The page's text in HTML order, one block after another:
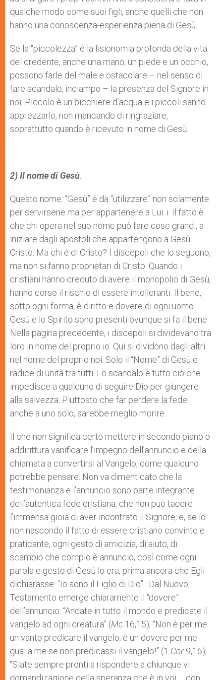
qualche modo come suoi figli, anche quelli che non
hanno una conoscenza-esperienza piena di Gesù.
Se la “piccolezza” è la fisionomia profonda della vita
del credente, anche una mano, un piede e un occhio,
possono farle del male e ostacolare – nel senso di
fare scandalo, inciampo – la presenza del Signore in
noi. Piccolo è un bicchiere d’acqua e i piccoli sanno
apprezzarlo, non mancando di ringraziare,
soprattutto quando è ricevuto in nome di Gesù.
2) Il nome di Gesù
Questo nome: “Gesù” è da “utilizzare” non solamente
per servirsene ma per appartenere a Lui. i. Il fatto è
che chi opera nel suo nome può fare cose grandi, a
iniziare dagli apostoli che appartengono a Gesù
Cristo. Ma chi è di Cristo? I discepoli che lo seguono,
ma non si fanno proprietari di Cristo. Quando i
cristiani hanno creduto di avere il monopolio di Gesù,
hanno corso il rischio di essere intolleranti. Il bene,
sotto ogni forma, è diritto e dovere di ogni uomo.
Gesù e lo Spirito sono presenti ovunque si fa il bene.
Nella pagina precedente, i discepoli si dividevano tra
loro in nome del proprio io. Qui si dividono dagli altri
nel nome del proprio noi. Solo il “Nome” di Gesù è
radice di unità tra tutti. Lo scandalo è tutto ciò che
impedisce a qualcuno di seguire Dio per giungere
alla salvezza. Piuttosto che far perdere la fede
anche a uno solo, sarebbe meglio morire.
Il che non significa certo mettere in secondo piano o
addirittura vanificare l’impegno dell’annuncio e della
chiamata a convertirsi al Vangelo, come qualcuno
potrebbe pensare. Non va dimenticato che la
testimonianza e l’annuncio sono parte integrante
dell’autentica fede cristiana, che non può tacere
l’immensa gioia di aver incontrato il Signore; e, se io
non nascondo il fatto di essere cristiano convinto e
praticante, ogni gesto di amicizia, di aiuto, di
scambio che compio è annuncio, così come ogni
parola e gesto di Gesù lo era, prima ancora che Egli
dichiarasse: “Io sono il Figlio di Dio”. Dal Nuovo
Testamento emerge chiaramente il “dovere”
dell’annuncio: “Andate in tutto il mondo e predicate il
vangelo ad ogni creatura” (Mc 16,15); “Non è per me
un vanto predicare il vangelo; è un dovere per me:
guai a me se non predicassi il vangelo!” (1 Cor9,16);
“Siate sempre pronti a rispondere a chiunque vi
domandi ragione della speranza che è in voi … con